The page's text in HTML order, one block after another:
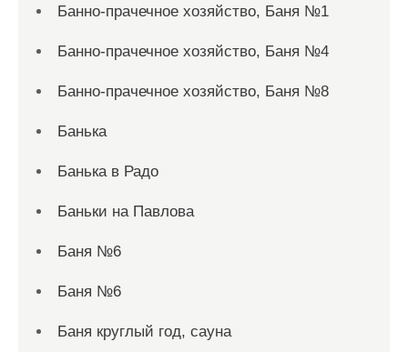
Банно-прачечное хозяйство, Баня №1
Банно-прачечное хозяйство, Баня №4
Банно-прачечное хозяйство, Баня №8
Банька
Банька в Радо
Баньки на Павлова
Баня №6
Баня №6
Баня круглый год, сауна